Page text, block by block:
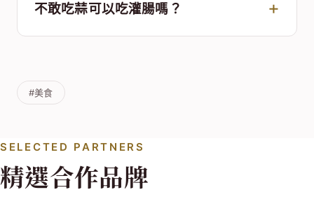
不敢吃蒜可以吃灌腸嗎？
#美食
SELECTED PARTNERS
精選合作品牌